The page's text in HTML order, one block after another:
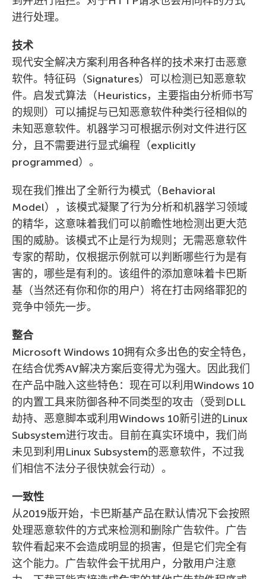
进行处理。
技术
现代安全解决方案利用各种各样的技术来打击恶意
软件。特征码（Signatures）可以检测已知恶意软
件。启发式算法（Heuristics，主要指由分析师书写
的规则）可以捕捉与已知恶意软件种类行径相似的
未知恶意软件。机器学习可根据示例对文件进行区
分，且不需要进行显式编程（explicitly
programmed）。
现在我们推出了全新行为模式（Behavioral
Model），该模式凝聚了行为分析和机器学习领域
的精华，这意味着我们可以前瞻性地检测出更大范
围的威胁。该模式不止是行为规则；无需恶意软件
专家的帮助，仅根据示例就可以判断哪些行为是有
害的，哪些是有利的。该组件的添加意味着卡巴斯
基（当然还有你和你的用户）将在打击网络罪犯的
竞争中领先一步。
整合
Microsoft Windows 10拥有众多出色的安全特色，
在结合优秀AV解决方案后变得尤为强大。因此我们
在产品中融入这些特色：现在可以利用Windows 10
的内置工具来防御各种不同类型的攻击（受到DLL
劫持、恶意脚本或利用Windows 10新引进的Linux
Subsystem进行攻击。目前在真实环境中，我们尚
未见到利用Linux Subsystem的恶意软件，不过我
们相信不法分子很快就会行动）。
一致性
从2019版开始，卡巴斯基产品在默认情况下会按照
处理恶意软件的方式来检测和删除广告软件。广告
软件看起来不会造成明显的损害，但是它们完全有
这个能力。广告软件会干扰用户，分散用户注意